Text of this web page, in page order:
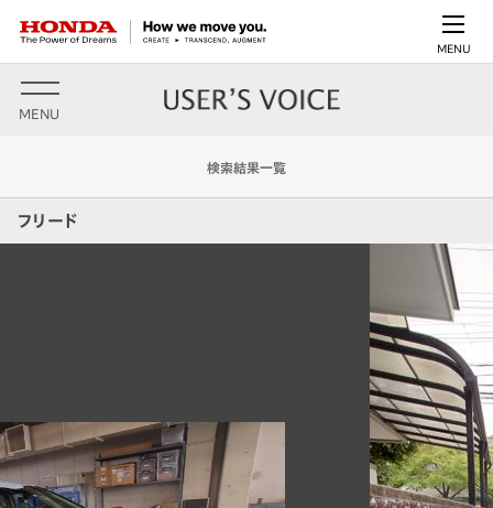
MENU
MENU
検索結果一覧
フリード